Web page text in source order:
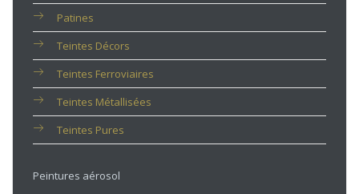
Patines
Teintes Décors
Teintes Ferroviaires
Teintes Métallisées
Teintes Pures
Peintures aérosol